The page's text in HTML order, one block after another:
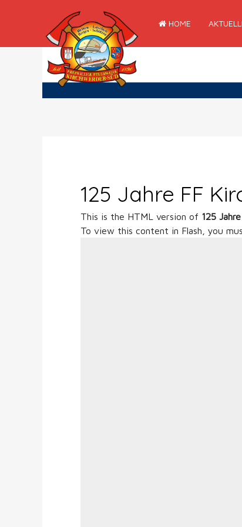
HOME
125 Jahre FF
This is the HTML version of 125
To view this content in Flash, you